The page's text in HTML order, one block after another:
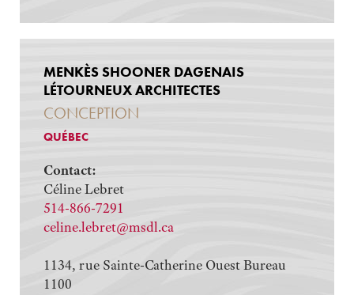
MENKÈS SHOONER DAGENAIS
LÉTOURNEUX ARCHITECTES
CONCEPTION
QUÉBEC
Contact:
Céline Lebret
514-866-7291
celine.lebret@msdl.ca
1134, rue Sainte-Catherine Ouest Bureau
1100